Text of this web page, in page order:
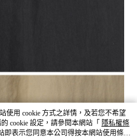
使用 cookie 方式之詳情，及若您不希望
cookie 設定，請參閱本網站「 隱私權條
即表示您同意本公司得按本網站使用條款